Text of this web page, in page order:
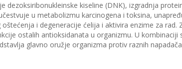
dezoksiribonukleinske kiseline (DNK), izgradnja
u metabolizmu karcinogena i toksina,
i degeneracije ćelija i aktivira enzime za rad.
ostalih antioksidanata u organizmu. U kombinaciji
glavno oružje organizma protiv raznih